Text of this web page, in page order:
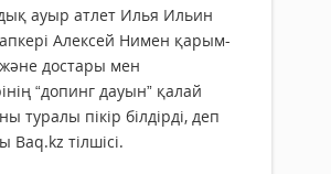
ауыр атлет Илья Ильин
Алексей Нимен қарым-
достары мен
“допинг дауын” қалай
туралы пікір білдірді, деп
Baq.kz тілшісі.